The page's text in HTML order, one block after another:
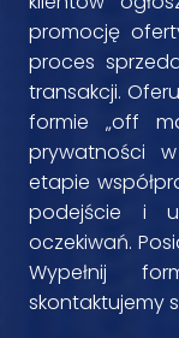
promocję
proces
transakcji.
formie „off
prywatności
etapie
podejście i
oczekiwań.
Wypełnij
skontaktujemy